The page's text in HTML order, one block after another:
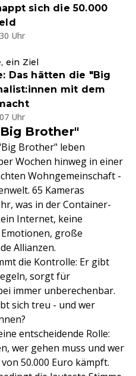
sich die 50.000
Uhr
ein Ziel
Das hätten die "Big
mit dem
Uhr
Brother"
Brother" leben
Wochen hinweg in einer
Wohngemeinschaft -
65 Kameras
was in der Container-
Internet, keine
große
Allianzen.
die Kontrolle: Er gibt
sorgt für
immer unberechenbar.
sich treu - und wer
entscheidende Rolle:
wer gehen muss und wer
50.000 Euro kämpft.